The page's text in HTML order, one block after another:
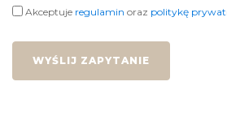
Akceptuje regulamin oraz politykę
WYŚLIJ ZAPYTANIE